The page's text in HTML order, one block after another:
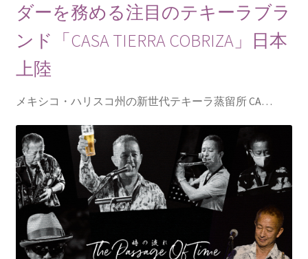
ダーを務める注目のテキーラブラ
ンド「CASA TIERRA COBRIZA」日本
上陸
メキシコ・ハリスコ州の新世代テキーラ蒸留所 CA…